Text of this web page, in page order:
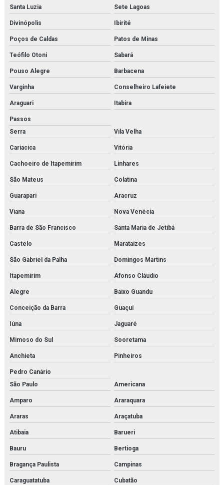
Filtro danfoss
Filtro domnick hunter
Filtro finite
Filtro finite orçamento
Filtro hidráulico de pressão
Filtro hidráulico racor
Filtro hidráulico racor orçamento
Filtro hidráulico de retorno
Filtro parker
Filtro racor parker
Filtros hda parker
Gaxeta de trocador de calor
Gerador de n2
Gerador de nitrogênio industrial
Gerador de nitrogênio preço
Geradores de nitrogênio
Hankison
Heater exchanger
High pressure piston pump
Hiross
Imi buschjost
Imi herion
Imi maxseal
Santa Luzia Sete Lagoas
Divinópolis Ibirité
Poços de Caldas Patos de Minas
Teófilo Otoni Sabará
Pouso Alegre Barbacena
Varginha Conselheiro Lafeiete
Araguari Itabira
Passos
Serra
Vila Velha
Cariacica Vitória
Cachoeiro de Itapemirim Linhares
São Mateus Colatina
Guarapari Aracruz
Viana Nova Venécia
Barra de São Francisco Santa Maria de Jetibá
Castelo Marataízes
São Gabriel da Palha Domingos Martins
Itapemirim Afonso Cláudio
Alegre Baixo Guandu
Conceição da Barra Guaçuí
Iúna Jaguaré
Mimoso do Sul Sooretama
Anchieta Pinheiros
Pedro Canário
São Paulo
Americana
Amparo Araraquara
Araras Araçatuba
Atibaia Barueri
Bauru Bertioga
Bragança Paulista Campinas
Caraguatatuba Cubatão